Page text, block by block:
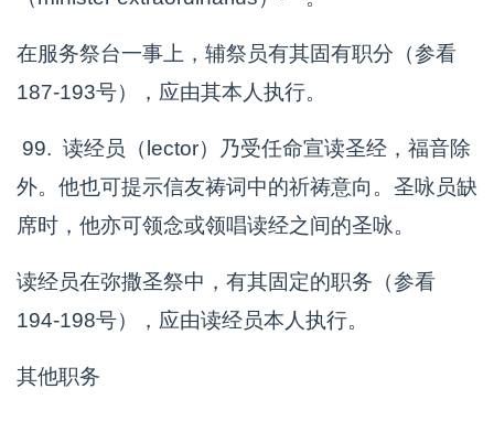
在服务祭台一事上，辅祭员有其固有职分（参看
187-193号），应由其本人执行。
99. 读经员（lector）乃受任命宣读圣经，福音除
外。他也可提示信友祷词中的祈祷意向。圣咏员缺
席时，他亦可领念或领唱读经之间的圣咏。
读经员在弥撒圣祭中，有其固定的职务（参看
194-198号），应由读经员本人执行。
其他职务